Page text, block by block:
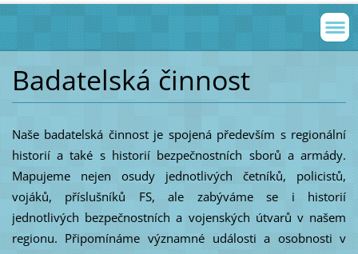
Badatelská činnost
Naše badatelská činnost je spojená především s regionální
historií a také s historií bezpečnostních sborů a armády.
Mapujeme nejen osudy jednotlivých četníků, policistů,
vojáků, příslušníků FS, ale zabýváme se i historií
jednotlivých bezpečnostních a vojenských útvarů v našem
regionu. Připomínáme významné události a osobnosti v